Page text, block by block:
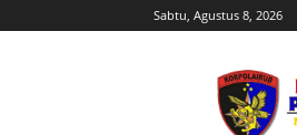
Sabtu, Agustus 8, 2026